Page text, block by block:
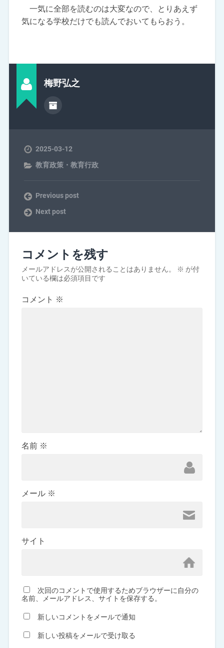
一気に全部を読むのは大変なので、とりあえず
気になる学校だけでも読んでおいてもらおう。
梅野弘之
2025-03-12
教育政策・教育行政
Previous post
Next post
コメントを残す
メールアドレスが公開されることはありません。 ※ が付
いている欄は必須項目です
コメント ※
名前 ※
メール ※
サイト
次回のコメントで使用するためブラウザーに自分の
名前、メールアドレス、サイトを保存する。
新しいコメントをメールで通知
新しい投稿をメールで受け取る